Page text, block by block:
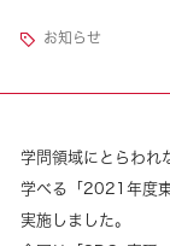
お知らせ
学問領域にとらわれ
学べる「2021年度
実施しました。